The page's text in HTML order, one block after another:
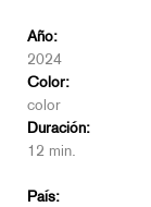
Año:
2024
Color:
color
Duración:
12 min.
País: